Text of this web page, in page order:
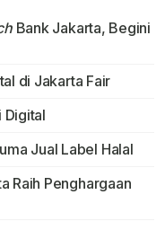
Bank Jakarta, Begini
di Jakarta Fair
Digital
Jual Label Halal
Raih Penghargaan